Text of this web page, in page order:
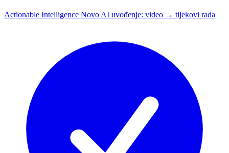
Actionable Intelligence Novo AI uvođenje: video → tijekovi rada